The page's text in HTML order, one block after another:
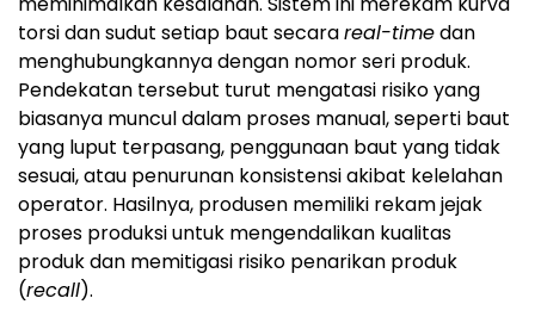
torsi dan sudut setiap baut secarareal-timedan
menghubungkannya dengan nomor seri produk.
Pendekatan tersebut turut mengatasi risiko yang
biasanya muncul dalam proses manual, seperti baut
yang luput terpasang, penggunaan baut yang tidak
sesuai, atau penurunan konsistensi akibat kelelahan
operator. Hasilnya, produsen memiliki rekam jejak
proses produksi untuk mengendalikan kualitas
produk dan memitigasi risiko penarikan produk
(recall).